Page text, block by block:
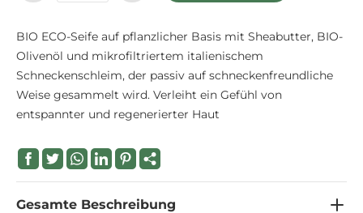
BIO ECO-Seife auf pflanzlicher Basis mit Sheabutter, BIO-
Olivenöl und mikrofiltriertem italienischem
Schneckenschleim, der passiv auf schneckenfreundliche
Weise gesammelt wird. Verleiht ein Gefühl von
entspannter und regenerierter Haut
Gesamte Beschreibung